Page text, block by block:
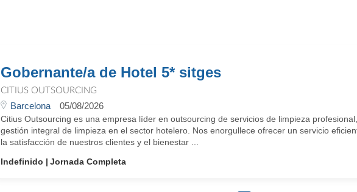
Gobernante/a de Hotel 5* sitges
CITIUS OUTSOURCING
Barcelona 05/08/2026
Citius Outsourcing es una empresa líder en outsourcing de servicios de limpieza
gestión integral de limpieza en el sector hotelero. Nos enorgullece ofrecer un servicio
la satisfacción de nuestros clientes y el bienestar ...
Indefinido
Jornada Completa